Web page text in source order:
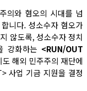
의와 혐오의 시대를 넘
니다. 성소수자 혐오가
않도록, 성소수자 정치
강화하는 <RUN/OUT
해외 민주주의 재단에
사업 기금 지원을 결정